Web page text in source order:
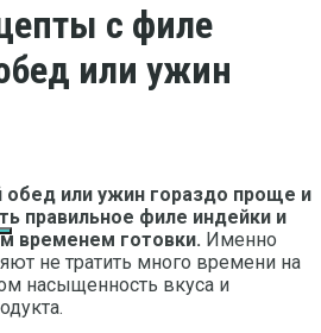
с филе
или ужин
обед или ужин гораздо проще и
правильное филе индейки и
временем готовки. Именно
не тратить много времени на
насыщенность вкуса и